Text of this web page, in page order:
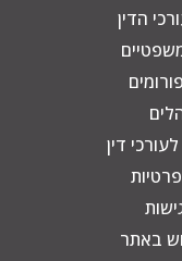
הדין
דין
באתר